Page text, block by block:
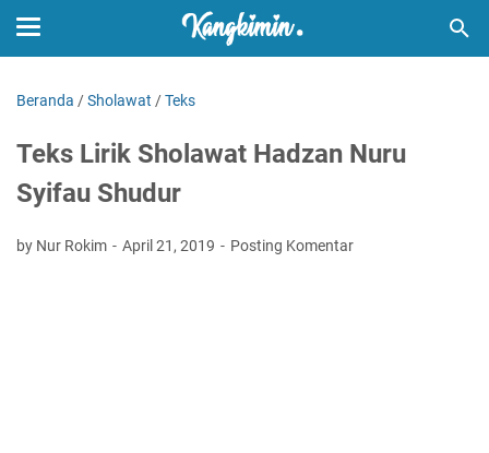
Beranda /Sholawat /Teks
Teks Lirik Sholawat Hadzan Nuru
Syifau Shudur
by Nur Rokim April 21, 2019 Posting Komentar